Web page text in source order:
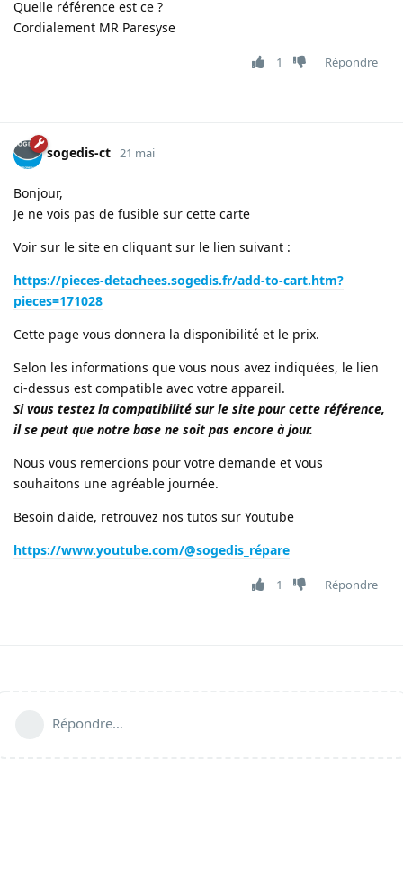
Quelle référence est ce ?
Cordialement MR Paresyse
1 Répondre
sogedis-ct 21 mai
Bonjour,
Je ne vois pas de fusible sur cette carte
Voir sur le site en cliquant sur le lien suivant :
https://pieces-detachees.sogedis.fr/add-to-cart.htm?
pieces=171028
Cette page vous donnera la disponibilité et le prix.
Selon les informations que vous nous avez indiquées, le lien
ci-dessus est compatible avec votre appareil.
Si vous testez la compatibilité sur le site pour cette référence,
il se peut que notre base ne soit pas encore à jour.
Nous vous remercions pour votre demande et vous
souhaitons une agréable journée.
Besoin d'aide, retrouvez nos tutos sur Youtube
https://www.youtube.com/@sogedis_répare
1 Répondre
Répondre…